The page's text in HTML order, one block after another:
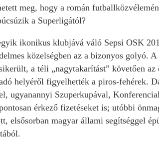
meg, hogy a román
a Superligától?
ikonikus klubjává váló Sepsi OSK
közelségben az a bizonyos golyó.
a téli „nagytakarítást” követően
helyéről figyelhették a piros-fehérek.
ugyanannyi Szuperkupával,
érkező fizetéseket is; utóbbi
elsősorban magyar állami segítséggel